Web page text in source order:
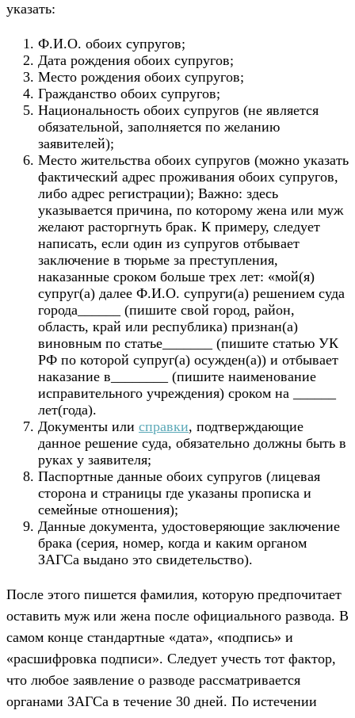
указать:
Ф.И.О. обоих супругов;
Дата рождения обоих супругов;
Место рождения обоих супругов;
Гражданство обоих супругов;
Национальность обоих супругов (не является
обязательной, заполняется по желанию
заявителей);
Место жительства обоих супругов (можно указать
фактический адрес проживания обоих супругов,
либо адрес регистрации); Важно: здесь
указывается причина, по которому жена или муж
желают расторгнуть брак. К примеру, следует
написать, если один из супругов отбывает
заключение в тюрьме за преступления,
наказанные сроком больше трех лет: «мой(я)
супруг(а) далее Ф.И.О. супруги(а) решением суда
города______ (пишите свой город, район,
область, край или республика) признан(а)
виновным по статье_______ (пишите статью УК
РФ по которой супруг(а) осужден(а)) и отбывает
наказание в________ (пишите наименование
исправительного учреждения) сроком на ______
лет(года).
Документы или справки, подтверждающие
данное решение суда, обязательно должны быть в
руках у заявителя;
Паспортные данные обоих супругов (лицевая
сторона и страницы где указаны прописка и
семейные отношения);
Данные документа, удостоверяющие заключение
брака (серия, номер, когда и каким органом
ЗАГСа выдано это свидетельство).
После этого пишется фамилия, которую предпочитает
оставить муж или жена после официального развода. В
самом конце стандартные «дата», «подпись» и
«расшифровка подписи». Следует учесть тот фактор,
что любое заявление о разводе рассматривается
органами ЗАГСа в течение 30 дней. По истечении